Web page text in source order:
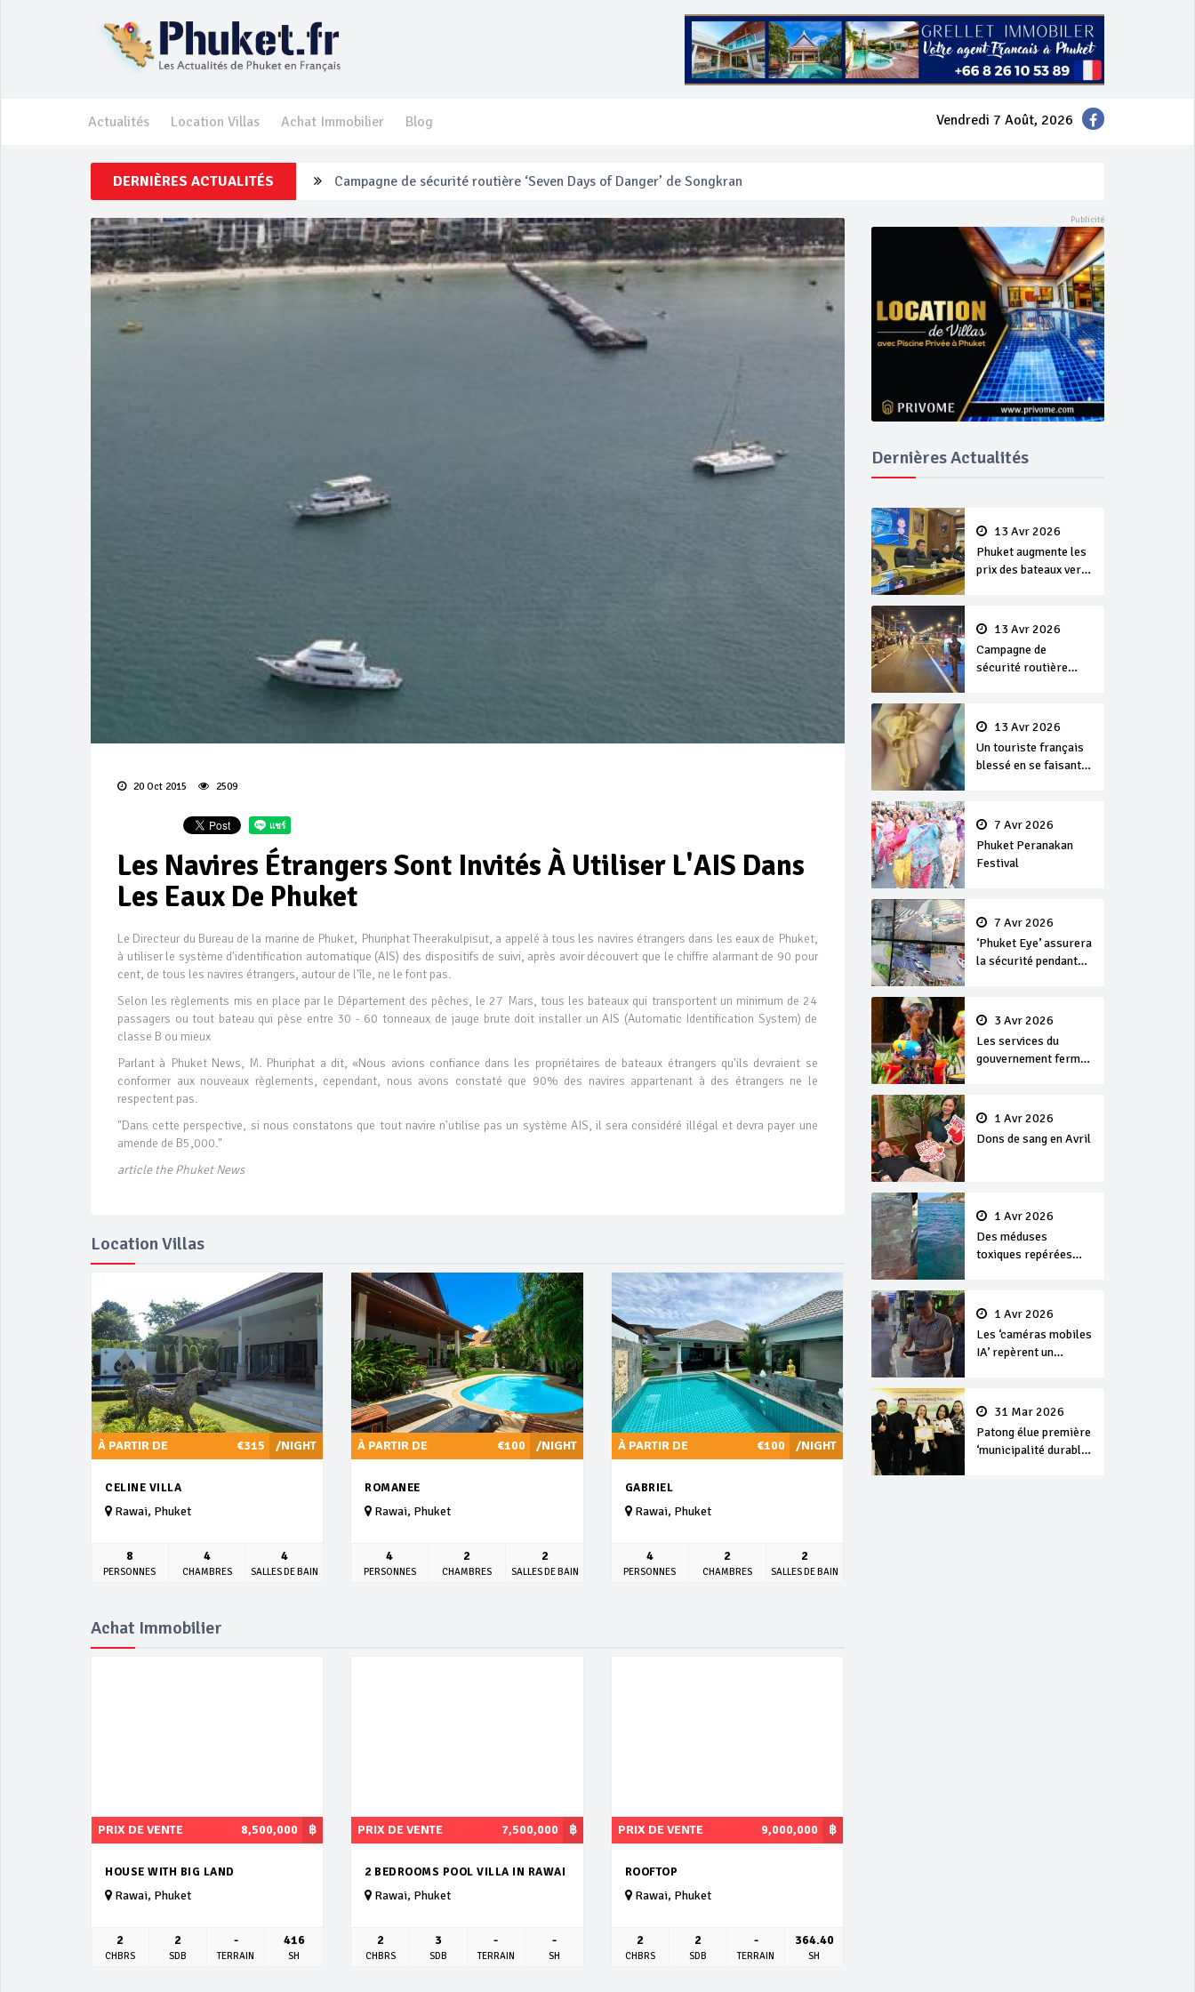
Actualités Location Villas Achat Immobilier Blog Vendredi 7 Août, 2026
DERNIÈRES ACTUALITÉS Campagne de sécurité routière ‘Seven Days of Danger’ de Songkran
Un touriste français blessé en se faisant arracher son collier en or
Phuket Peranakan Festival
‘Phuket Eye’ assurera la sécurité pendant Songkran
Phuket augmente les prix des bateaux vers Koh Phi Phi et des excursions en mer
20 Oct 2015 2509
Les Navires Étrangers Sont Invités À Utiliser L'AIS Dans
Les Eaux De Phuket
Le Directeur du Bureau de la marine de Phuket, Phuriphat Theerakulpisut, a appelé à tous les navires étrangers dans les eaux de Phuket,
à utiliser le système d'identification automatique (AIS) des dispositifs de suivi, après avoir découvert que le chiffre alarmant de 90 pour
cent, de tous les navires étrangers, autour de l'île, ne le font pas.
Selon les règlements mis en place par le Département des pêches, le 27 Mars, tous les bateaux qui transportent un minimum de 24
passagers ou tout bateau qui pèse entre 30 - 60 tonneaux de jauge brute doit installer un AIS (Automatic Identification System) de
classe B ou mieux
Parlant à Phuket News, M. Phuriphat a dit, «Nous avions confiance dans les propriétaires de bateaux étrangers qu'ils devraient se
conformer aux nouveaux règlements, cependant, nous avons constaté que 90% des navires appartenant à des étrangers ne le
respectent pas.
"Dans cette perspective, si nous constatons que tout navire n'utilise pas un système AIS, il sera considéré illégal et devra payer une
amende de B5,000."
article the Phuket News
Dernières Actualités
13 Avr 2026
Phuket augmente les
prix des bateaux vers
13 Avr 2026
Campagne de
sécurité routière
13 Avr 2026
Un touriste français
blessé en se faisant
7 Avr 2026
Phuket Peranakan
Festival
7 Avr 2026
‘Phuket Eye’ assurera
la sécurité pendant
3 Avr 2026
Les services du
gouvernement fermés
Songkran
1 Avr 2026
Dons de sang en Avril
1 Avr 2026
Des méduses
toxiques repérées
1 Avr 2026
Les ‘caméras mobiles
IA’ repèrent un
séjour31 Mar 2026
Patong élue première
‘municipalité durable’
Location Villas
/NIGHT
À PARTIR DE €315
CELINE VILLA
Rawai, Phuket
8
PERSONNES
4
CHAMBRES
4
SALLES DE BAIN
/NIGHT
À PARTIR DE €100
ROMANEE
Rawai, Phuket
4
PERSONNES
2
CHAMBRES
2
SALLES DE BAIN
/NIGHT
À PARTIR DE €100
GABRIEL
Rawai, Phuket
4
PERSONNES
2
CHAMBRES
2
SALLES DE BAIN
Achat Immobilier
฿
PRIX DE VENTE 8,500,000
HOUSE WITH BIG LAND
Rawai, Phuket
2
CHBRS
2
SDB
-
TERRAIN
416
SH
฿
PRIX DE VENTE 7,500,000
2 BEDROOMS POOL VILLA IN RAWAI
Rawai, Phuket
2
CHBRS
3
SDB
-
TERRAIN
-
SH
฿
PRIX DE VENTE 9,000,000
ROOFTOP
Rawai, Phuket
2
CHBRS
2
SDB
-
TERRAIN
364.40
SH